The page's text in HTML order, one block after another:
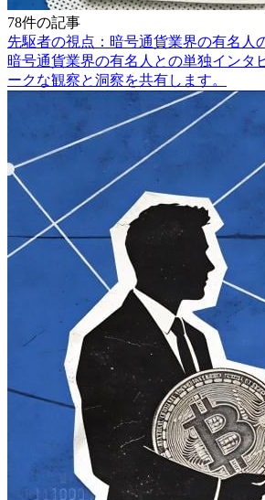
78件の記事
先駆者の視点：暗号通貨業界の有名人
暗号通貨業界の有名人との単独インタ
ークな観察と洞察を共有します。